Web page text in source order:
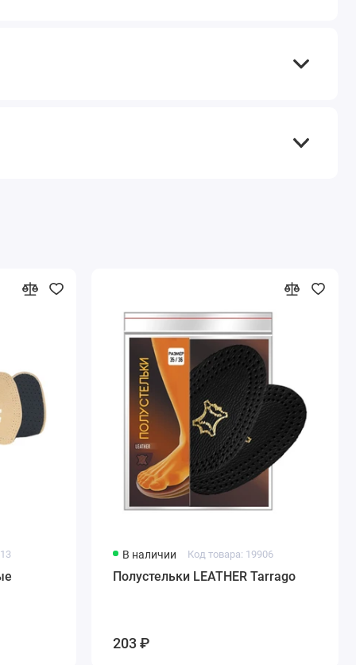
В наличии Код товара: 19906
Полустельки LEATHER Tarrago
203 ₽